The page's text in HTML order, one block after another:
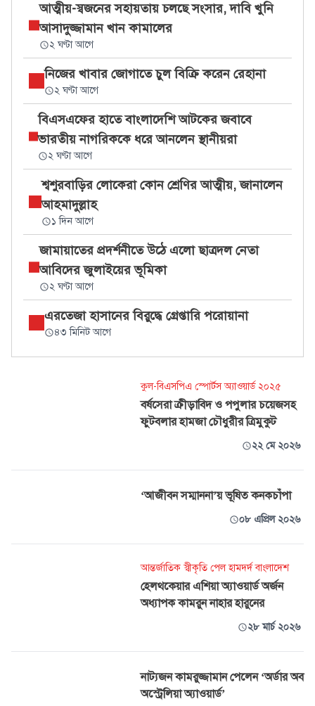
আত্মীয়-স্বজনের সহায়তায় চলছে সংসার, দাবি খুনি
আসাদুজ্জামান খান কামালের
২ ঘণ্টা আগে
নিজের খাবার জোগাতে চুল বিক্রি করেন রেহানা
২ ঘণ্টা আগে
বিএসএফের হাতে বাংলাদেশি আটকের জবাবে
ভারতীয় নাগরিককে ধরে আনলেন স্থানীয়রা
২ ঘণ্টা আগে
শ্বশুরবাড়ির লোকেরা কোন শ্রেণির আত্মীয়, জানালেন
আহমাদুল্লাহ
১ দিন আগে
জামায়াতের প্রদর্শনীতে উঠে এলো ছাত্রদল নেতা
আবিদের জুলাইয়ের ভূমিকা
২ ঘণ্টা আগে
এরতেজা হাসানের বিরুদ্ধে গ্রেপ্তারি পরোয়ানা
৪৩ মিনিট আগে
কুল-বিএসপিএ স্পোর্টস অ্যাওয়ার্ড ২০২৫
বর্ষসেরা ক্রীড়াবিদ ও পপুলার চয়েজসহ
ফুটবলার হামজা চৌধুরীর ত্রিমুকুট
২২ মে ২০২৬
‘আজীবন সম্মাননা’য় ভূষিত কনকচাঁপা
০৮ এপ্রিল ২০২৬
আন্তর্জাতিক স্বীকৃতি পেল হামদর্দ বাংলাদেশ
হেলথকেয়ার এশিয়া অ্যাওয়ার্ড অর্জন
অধ্যাপক কামরুন নাহার হারুনের
২৮ মার্চ ২০২৬
নাট্যজন কামরুজ্জামান পেলেন ‘অর্ডার অব
অস্ট্রেলিয়া অ্যাওয়ার্ড’